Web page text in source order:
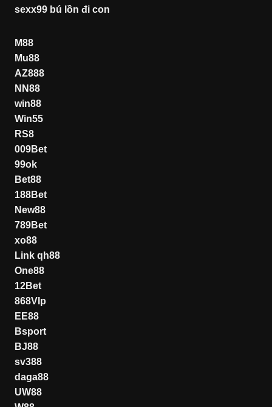
sexx99 bú lồn đi con
M88
Mu88
AZ888
NN88
win88
Win55
RS8
009Bet
99ok
Bet88
188Bet
New88
789Bet
xo88
Link qh88
One88
12Bet
868VIp
EE88
Bsport
BJ88
sv388
daga88
UW88